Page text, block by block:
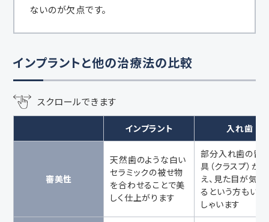
ないのが欠点です。
インプラントと他の治療法の比較
スクロールできます
インプラント 入れ歯
審美性
天然歯のような白い
セラミックの被せ物
を合わせることで美
しく仕上がります
部分入れ歯の留
具（クラスプ）が見
え、見た目が気に
るという方もいら
しゃいます